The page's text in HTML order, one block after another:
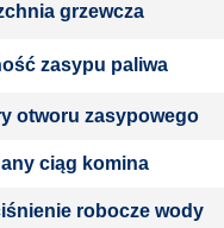
grzewcza
zasypu paliwa
otworu zasypowego
ciąg komina
robocze wody